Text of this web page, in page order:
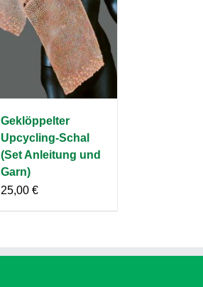
Geklöppelter
Upcycling-Schal
(Set Anleitung und
Garn)
25,00€